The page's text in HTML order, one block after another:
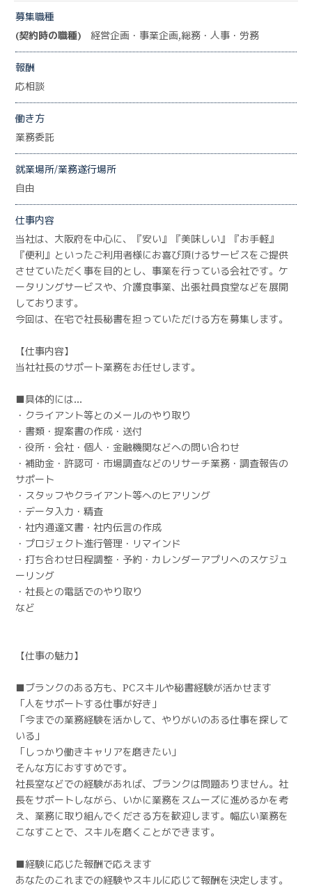
募集職種
(契約時の職種)
経営企画・事業企画,総務・人事・労務
報酬
応相談
働き方
業務委託
就業場所/業務遂行場所
自由
仕事内容
当社は、大阪府を中心に、『安い』『美味しい』『お手軽』
『便利』といったご利用者様にお喜び頂けるサービスをご提供
させていただく事を目的とし、事業を行っている会社です。ケ
ータリングサービスや、介護食事業、出張社員食堂などを展開
しております。
今回は、在宅で社長秘書を担っていただける方を募集します。
【仕事内容】
当社社長のサポート業務をお任せします。
■具体的には…
・クライアント等とのメールのやり取り
・書類・提案書の作成・送付
・役所・会社・個人・金融機関などへの問い合わせ
・補助金・許認可・市場調査などのリサーチ業務・調査報告の
サポート
・スタッフやクライアント等へのヒアリング
・データ入力・精査
・社内通達文書・社内伝言の作成
・プロジェクト進行管理・リマインド
・打ち合わせ日程調整・予約・カレンダーアプリへのスケジュ
ーリング
・社長との電話でのやり取り
など
【仕事の魅力】
■ブランクのある方も、PCスキルや秘書経験が活かせます
「人をサポートする仕事が好き」
「今までの業務経験を活かして、やりがいのある仕事を探して
いる」
「しっかり働きキャリアを磨きたい」
そんな方におすすめです。
社長室などでの経験があれば、ブランクは問題ありません。社
長をサポートしながら、いかに業務をスムーズに進めるかを考
え、業務に取り組んでくださる方を歓迎します。幅広い業務を
こなすことで、スキルを磨くことができます。
■経験に応じた報酬で応えます
あなたのこれまでの経験やスキルに応じて報酬を決定します。